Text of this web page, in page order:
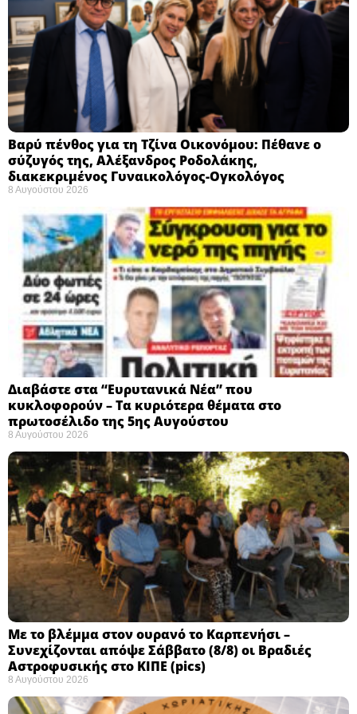
Βαρύ πένθος για τη Τζίνα Οικονόμου: Πέθανε ο
σύζυγός της, Αλέξανδρος Ροδολάκης,
διακεκριμένος Γυναικολόγος-Ογκολόγος
8 Αυγούστου 2026
Διαβάστε στα “Ευρυτανικά Νέα” που
κυκλοφορούν – Τα κυριότερα θέματα στο
πρωτοσέλιδο της 5ης Αυγούστου
8 Αυγούστου 2026
Με το βλέμμα στον ουρανό το Καρπενήσι –
Συνεχίζονται απόψε Σάββατο (8/8) οι Βραδιές
Αστροφυσικής στο ΚΙΠΕ (pics)
8 Αυγούστου 2026